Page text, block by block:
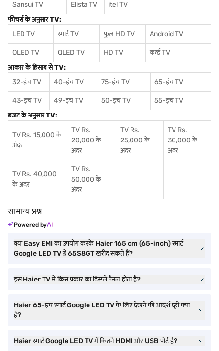
Sansui TV Elista TV
itel TV
फीचर्स के अनुसार TV:
LED TV
स्मार्ट TV फुल HD TV Android TV
OLED TV QLED TV HD TV
कर्व्ड TV
आकार के हिसाब से TV:
32-इंच TV
40-इंच TV 75-इंच TV 65-इंच TV
43-इंच TV 49-इंच TV 50-इंच TV
55-इंच TV
बजट के अनुसार TV:
TV Rs. 15,000 के
अंदर
TV Rs.
20,000 के
अंदर
TV Rs.
25,000 के
अंदर
TV Rs.
30,000 के
अंदर
TV Rs. 40,000
के अंदर
TV Rs.
50,000 के
अंदर
सामान्य प्रश्न
Powered by
क्या Easy EMI का उपयोग करके Haier 165 cm (65-inch) स्मार्ट
Google LED TV ग्रे 65S8GT खरीद सकते हैं?
इस Haier TV में किस प्रकार का डिस्प्ले पैनल होता है?
Haier 65-इंच स्मार्ट Google LED TV के लिए देखने की आदर्श दूरी क्या
है?
Haier स्मार्ट Google LED TV में कितने HDMI और USB पोर्ट हैं?